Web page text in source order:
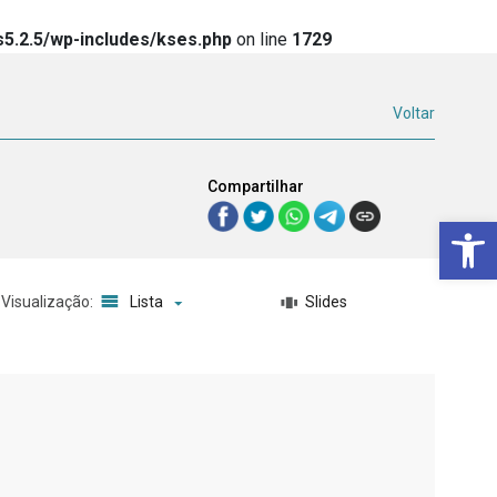
wp-includes/kses.php on line 1729
Voltar
Compartilhar
Visualização: Lista Slides